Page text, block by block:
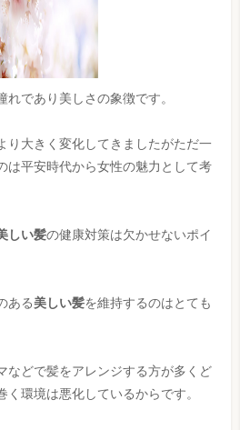
れであり美しさの象徴です。
り大きく変化してきましたがただ一
は平安時代から女性の魅力として考
しい髪の健康対策は欠かせないポイ
ある美しい髪を維持するのはとても
などで髪をアレンジする方が多くど
く環境は悪化しているからです。